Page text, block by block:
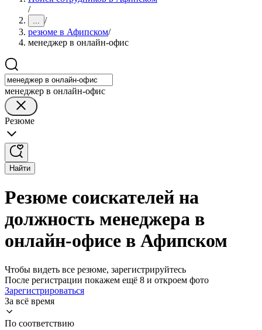
/
... /
резюме в Афипском/
менеджер в онлайн-офис
менеджер в онлайн-офис
Резюме
Найти
Резюме соискателей на
должность менеджера в
онлайн-офисе в Афипском
Чтобы видеть все резюме, зарегистрируйтесь
После регистрации покажем ещё 8 и откроем фото
Зарегистрироваться
За всё время
По соответствию